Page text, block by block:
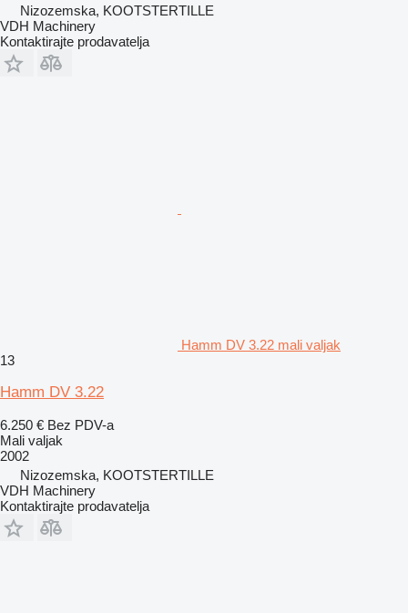
Nizozemska, KOOTSTERTILLE
VDH Machinery
Kontaktirajte prodavatelja
Hamm DV 3.22 mali valjak
13
Hamm DV 3.22
6.250 € Bez PDV-a
Mali valjak
2002
Nizozemska, KOOTSTERTILLE
VDH Machinery
Kontaktirajte prodavatelja